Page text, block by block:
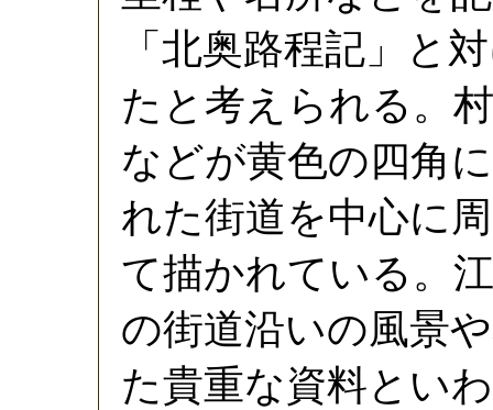
「北奥路程記」と
たと考えられる。
などが黄色の四角
れた街道を中心に
て描かれている。
の街道沿いの風景
た貴重な資料とい